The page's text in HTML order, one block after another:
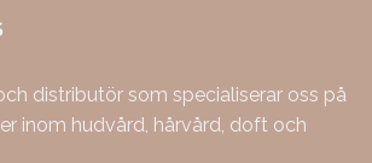
distributör som specialiserar oss på
inom hudvård, hårvård, doft och